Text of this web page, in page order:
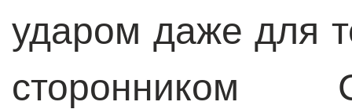
ударом даже для
сторонником